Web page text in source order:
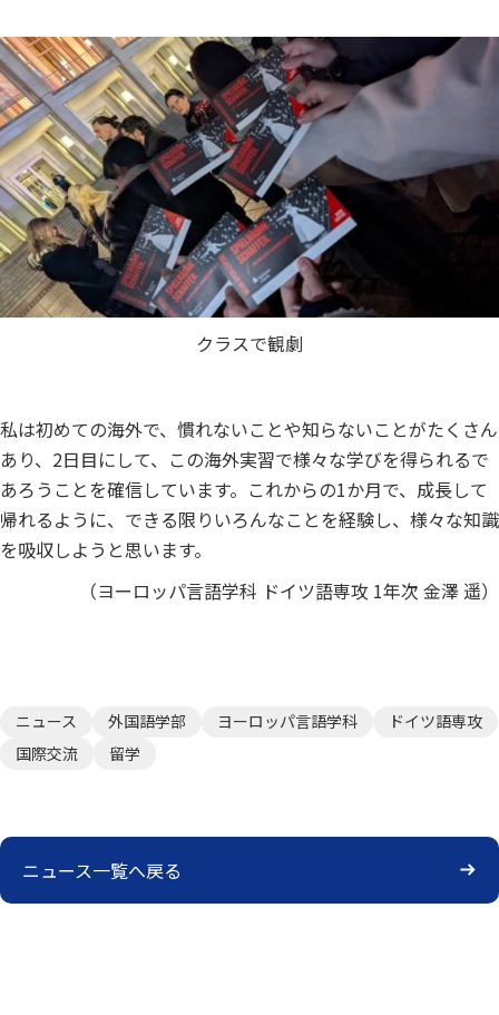
クラスで観劇
私は初めての海外で、慣れないことや知らないことがたくさん
あり、2日目にして、この海外実習で様々な学びを得られるで
あろうことを確信しています。これからの1か月で、成長して
帰れるように、できる限りいろんなことを経験し、様々な知識
を吸収しようと思います。
（ヨーロッパ言語学科 ドイツ語専攻 1年次 金澤 遥）
ニュース 外国語学部 ヨーロッパ言語学科
ドイツ語専攻
国際交流
留学
ニュース一覧へ戻る